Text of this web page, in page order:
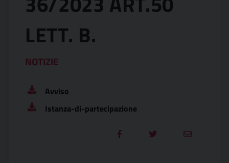
LETT. B.
NOTIZIE
Avviso
Istanza-di-partecipazione